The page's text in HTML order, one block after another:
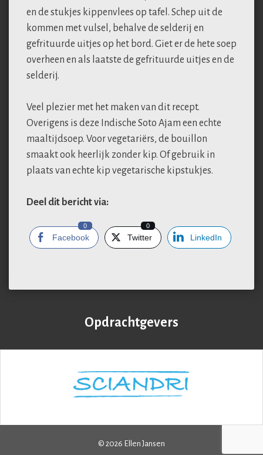
en de stukjes kippenvlees op tafel. Schep uit de
kommen met vulsel, behalve de selderij en
gefrituurde uitjes op het bord. Giet er de hete soep
overheen en als laatste de gefrituurde uitjes en de
selderij.
Veel plezier met het maken van dit recept.
Overigens is deze Indische Soto Ajam een echte
maaltijdsoep. Voor vegetariërs, de bouillon
smaakt ook heerlijk zonder kip. Of gebruik in
plaats van echte kip vegetarische kipstukjes.
Deel dit bericht via:
Facebook
0
Twitter
0
LinkedIn
Opdrachtgevers
© 2026 Ellen Jansen